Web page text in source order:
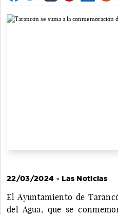
22/03/2024 - Las Noticias
El Ayuntamiento de
del Agua, que se